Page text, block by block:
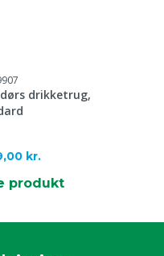
drikketrug,
kr.
produkt